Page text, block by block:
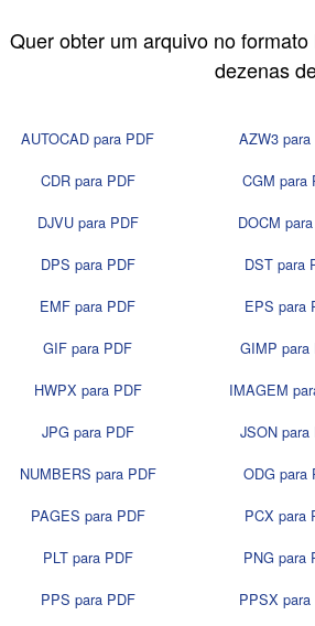
Quer obter um arquivo no
dezenas
AUTOCAD para PDF AZW3
CDR para PDF CGM para
DJVU para PDF DOCM
DPS para PDF DST para
EMF para PDF EPS para
GIF para PDF GIMP para
HWPX para PDF IMAGEM
JPG para PDF JSON para
NUMBERS para PDF ODG para
PAGES para PDF PCX para
PLT para PDF PNG para
PPS para PDF PPSX para